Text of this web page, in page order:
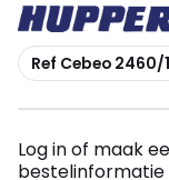
Kopiëren
Ref Cebeo 2460/
Log in of maak
bestelinformatie